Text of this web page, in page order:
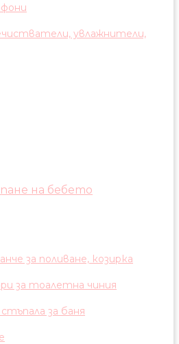
увлажнители,
на бебето
за поливане, козирка
за тоалетна чиния
за баня